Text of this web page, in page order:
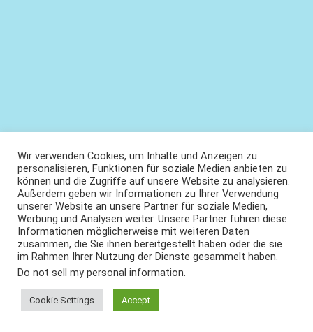
Wir verwenden Cookies, um Inhalte und Anzeigen zu
personalisieren, Funktionen für soziale Medien anbieten zu
können und die Zugriffe auf unsere Website zu analysieren.
Außerdem geben wir Informationen zu Ihrer Verwendung
unserer Website an unsere Partner für soziale Medien,
Werbung und Analysen weiter. Unsere Partner führen diese
Informationen möglicherweise mit weiteren Daten
zusammen, die Sie ihnen bereitgestellt haben oder die sie
im Rahmen Ihrer Nutzung der Dienste gesammelt haben.
Do not sell my personal information.
Cookie Settings Accept